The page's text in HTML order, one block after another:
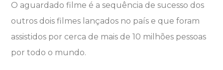
O aguardado filme é a sequência de sucesso dos
outros dois filmes lançados no país e que foram
assistidos por cerca de mais de 10 milhões pessoas
por todo o mundo.